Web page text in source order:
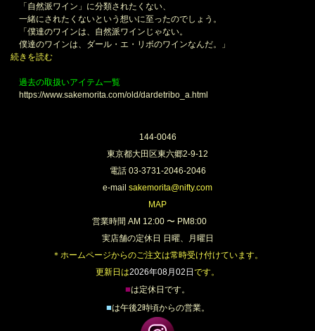
「自然派ワイン」に分類されたくない、
一緒にされたくないという想いに至ったのでしょう。
「僕達のワインは、自然派ワインじゃない。
僕達のワインは、ダール・エ・リボのワインなんだ。」
続きを読む
過去の取扱いアイテム一覧
https://www.sakemorita.com/old/dardetribo_a.html
144-0046
東京都大田区東六郷2-9-12
電話 03-3731-2046-2046
e-mail sakemorita@nifty.com
MAP
営業時間 AM 12:00 〜 PM8:00
実店舗の定休日 日曜、月曜日
＊ホームページからのご注文は常時受け付けています。
更新日は2026年08月02日です。
■は定休日です。
■は午後2時頃からの営業。